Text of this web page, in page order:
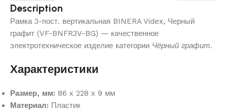
Description
Рамка 3-пост. вертикальная BINERA Videx, Черный
графит (VF-BNFR3V-BG) — качественное
электротехническое изделие категории Чёрный графит.
Характеристики
Размер, мм: 86 х 228 х 9 мм
Материал: Пластик